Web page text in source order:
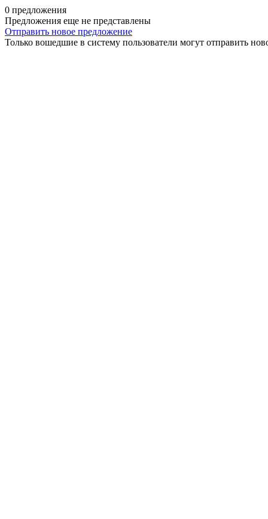
0 предложения
Предложения еще не представлены
Отправить новое предложение
Только вошедшие в систему пользователи могут отправить